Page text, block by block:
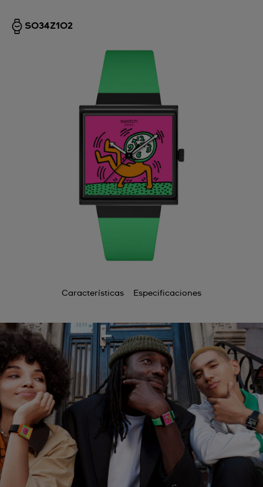
SO34Z102
Características Especificaciones